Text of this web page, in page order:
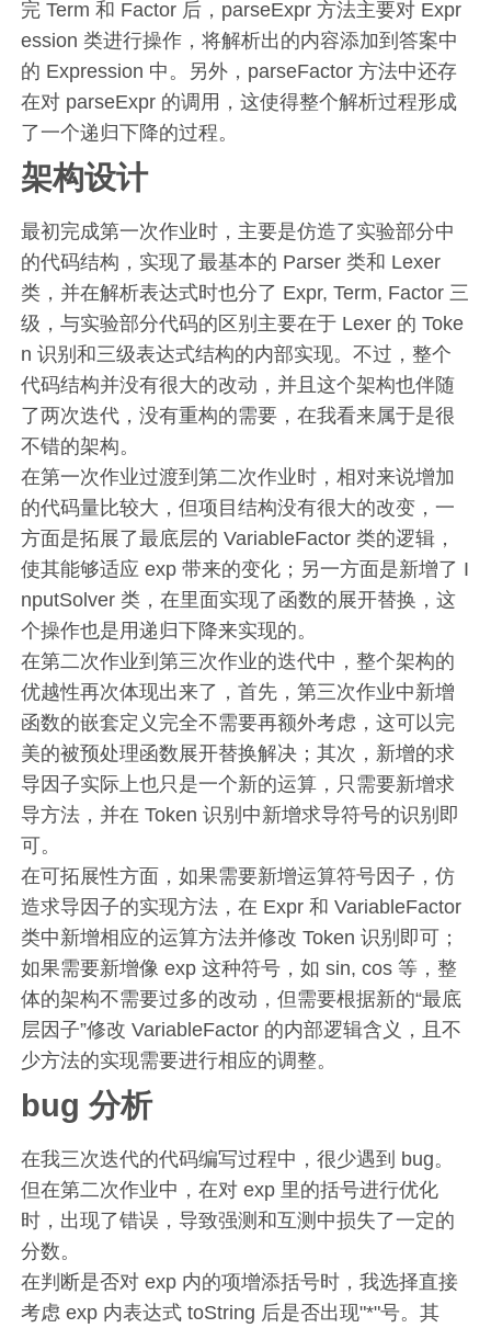
完 Term 和 Factor 后，parseExpr 方法主要对 Expr
ession 类进行操作，将解析出的内容添加到答案中
的 Expression 中。另外，parseFactor 方法中还存
在对 parseExpr 的调用，这使得整个解析过程形成
了一个递归下降的过程。
架构设计
最初完成第一次作业时，主要是仿造了实验部分中
的代码结构，实现了最基本的 Parser 类和 Lexer
类，并在解析表达式时也分了 Expr, Term, Factor 三
级，与实验部分代码的区别主要在于 Lexer 的 Toke
n 识别和三级表达式结构的内部实现。不过，整个
代码结构并没有很大的改动，并且这个架构也伴随
了两次迭代，没有重构的需要，在我看来属于是很
不错的架构。
在第一次作业过渡到第二次作业时，相对来说增加
的代码量比较大，但项目结构没有很大的改变，一
方面是拓展了最底层的 VariableFactor 类的逻辑，
使其能够适应 exp 带来的变化；另一方面是新增了 I
nputSolver 类，在里面实现了函数的展开替换，这
个操作也是用递归下降来实现的。
在第二次作业到第三次作业的迭代中，整个架构的
优越性再次体现出来了，首先，第三次作业中新增
函数的嵌套定义完全不需要再额外考虑，这可以完
美的被预处理函数展开替换解决；其次，新增的求
导因子实际上也只是一个新的运算，只需要新增求
导方法，并在 Token 识别中新增求导符号的识别即
可。
在可拓展性方面，如果需要新增运算符号因子，仿
造求导因子的实现方法，在 Expr 和 VariableFactor
类中新增相应的运算方法并修改 Token 识别即可；
如果需要新增像 exp 这种符号，如 sin, cos 等，整
体的架构不需要过多的改动，但需要根据新的“最底
层因子”修改 VariableFactor 的内部逻辑含义，且不
少方法的实现需要进行相应的调整。
bug 分析
在我三次迭代的代码编写过程中，很少遇到 bug。
但在第二次作业中，在对 exp 里的括号进行优化
时，出现了错误，导致强测和互测中损失了一定的
分数。
在判断是否对 exp 内的项增添括号时，我选择直接
考虑 exp 内表达式 toString 后是否出现"*"号。其